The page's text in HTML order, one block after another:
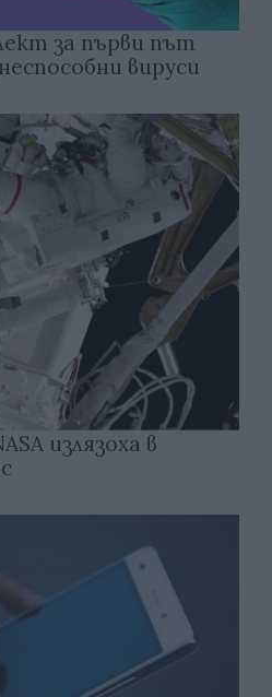
за първи път
вируси
излязоха в